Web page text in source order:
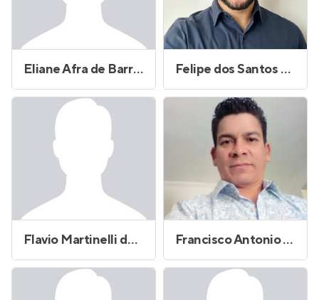
Eliane Afra de Barros Felipe dos Santos Laurindo
Flavio Martinelli de Freitas Pedro Francisco Antonio Alves Magalhaes